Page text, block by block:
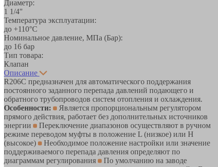
Диаметр:
1 1/4"
Температура эксплуатации:
до +110°С
Номинальное давление, МПа (Бар):
до 16 бар
Тип товара:
Клапан
Описание
R206C предназначен для автоматического поддержания
постоянного заданного перепада давлений подающего и
обратного трубопроводов систем отопления и охлаждения.
Особенности:
Является пропорциональным регулятором
прямого действия, работает без дополнительных источников
энергии
Переключение диапазонов осуществляют в ручном
режиме переводом муфты в положение L (низкое) или H
(высокое)
Необходимое положение настройки или значение
поддерживаемого перепада давления определяют по
диаграммам регулирования
По умолчанию на заводе